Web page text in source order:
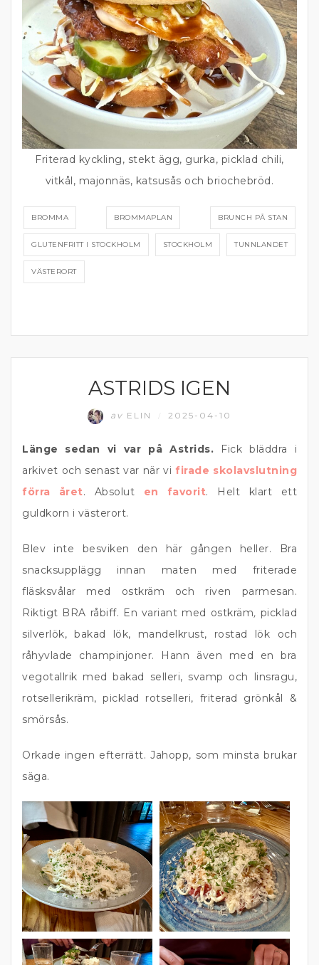
Friterad kyckling, stekt ägg, gurka, picklad chili,
vitkål, majonnäs, katsusås och briochebröd.
BROMMA BROMMAPLAN BRUNCH PÅ STAN
GLUTENFRITT I STOCKHOLM STOCKHOLM TUNNLANDET
VÄSTERORT
ASTRIDS IGEN
av ELIN 2025-04-10
Länge sedan vi var på Astrids. Fick bläddra i
arkivet och senast var när vi firade skolavslutning
förra året. Absolut en favorit. Helt klart ett
guldkorn i västerort.
Blev inte besviken den här gången heller. Bra
snacksupplägg innan maten med friterade
fläsksvålar med ostkräm och riven parmesan.
Riktigt BRA råbiff. En variant med ostkräm, picklad
silverlök, bakad lök, mandelkrust, rostad lök och
råhyvlade champinjoner. Hann även med en bra
vegotallrik med bakad selleri, svamp och linsragu,
rotsellerikräm, picklad rotselleri, friterad grönkål &
smörsås.
Orkade ingen efterrätt. Jahopp, som minsta brukar
säga.